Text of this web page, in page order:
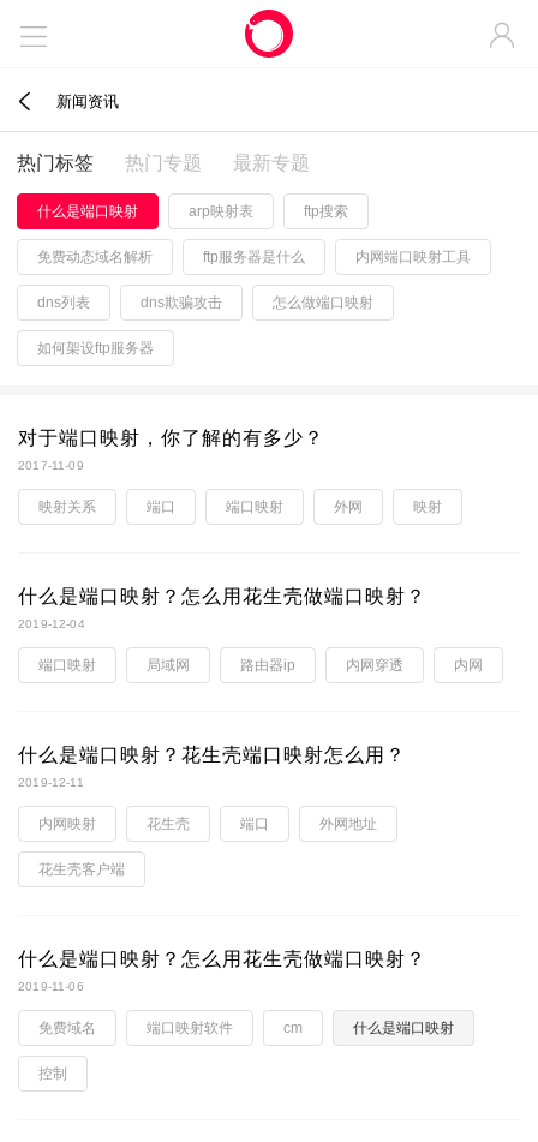
 
 新闻资讯
热门标签 热门专题 最新专题
什么是端口映射 arp映射表 ftp搜索
免费动态域名解析 ftp服务器是什么 内网端口映射工具
dns列表 dns欺骗攻击 怎么做端口映射
如何架设ftp服务器
对于端口映射，你了解的有多少？
2017-11-09
映射关系 端口 端口映射 外网 映射
什么是端口映射？怎么用花生壳做端口映射？
2019-12-04
端口映射 局域网 路由器ip 内网穿透 内网
什么是端口映射？花生壳端口映射怎么用？
2019-12-11
内网映射 花生壳 端口 外网地址
花生壳客户端
什么是端口映射？怎么用花生壳做端口映射？
2019-11-06
免费域名 端口映射软件 cm 什么是端口映射
控制